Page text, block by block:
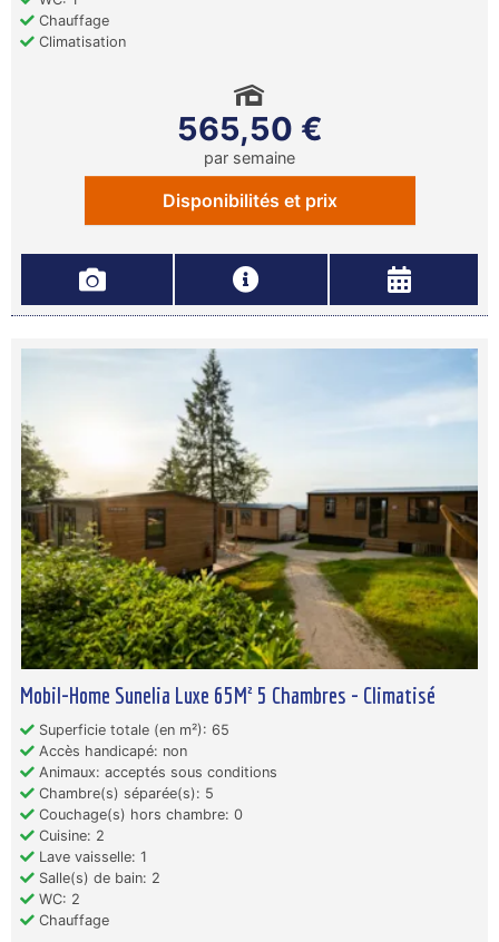
Chauffage
Climatisation
565,50 €
par semaine
Disponibilités et prix
Mobil-Home Sunelia Luxe 65M² 5 Chambres - Climatisé
Superficie totale (en m²): 65
Accès handicapé: non
Animaux: acceptés sous conditions
Chambre(s) séparée(s): 5
Couchage(s) hors chambre: 0
Cuisine: 2
Lave vaisselle: 1
Salle(s) de bain: 2
WC: 2
Chauffage